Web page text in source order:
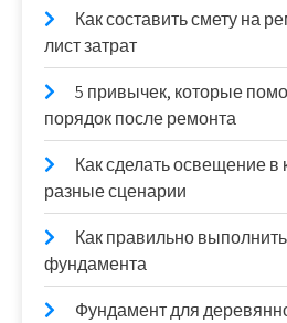
Как составить смету на
лист затрат
5 привычек, которые
порядок после ремонта
Как сделать освещение в
разные сценарии
Как правильно
фундамента
Фундамент для